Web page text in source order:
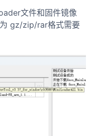
文件和固件镜像
为 gz/zip/rar格式需要